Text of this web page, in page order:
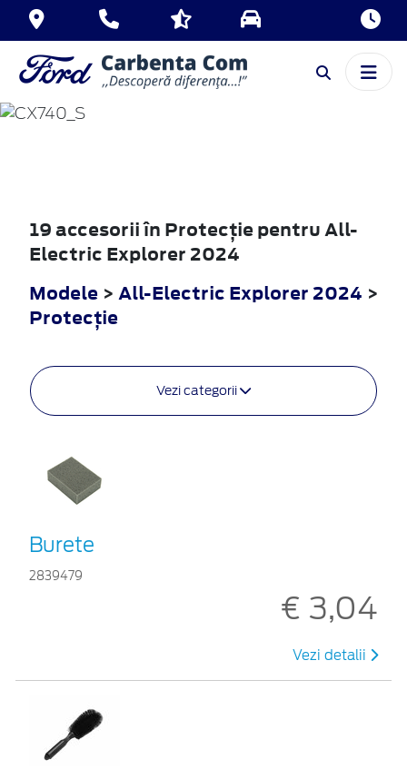
ALL-ELECTRIC
EXPLORER
19 accesorii în Protecţie pentru All-
Electric Explorer 2024
Modele > All-Electric Explorer 2024 >
Protecţie
Vezi categorii
Burete
2839479
€ 3,04
Vezi detalii